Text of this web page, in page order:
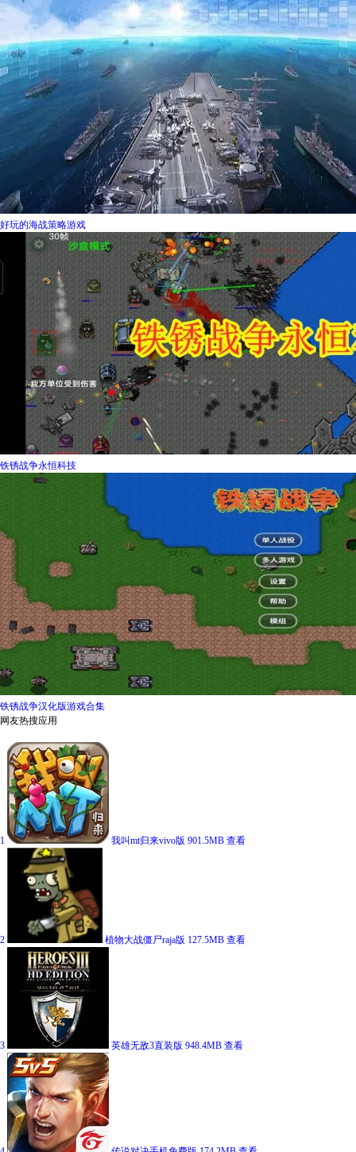
好玩的海战策略游戏
铁锈战争永恒科技
铁锈战争汉化版游戏合集
网友热搜应用
1 我叫mt归来vivo版 901.5MB 查看
2 植物大战僵尸raja版 127.5MB 查看
3 英雄无敌3直装版 948.4MB 查看